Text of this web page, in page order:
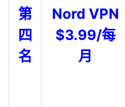
第
四
名
Nord VPN
$3.99/每
月